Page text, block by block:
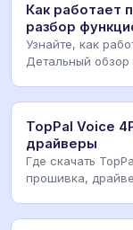
Как работает
разбор
Узнайте, как
Детальный
TopPal Voice
драйверы
Где скачать
прошивка,